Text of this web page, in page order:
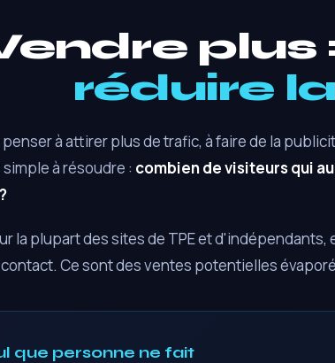
plus
réduire
à attirer plus de trafic, à faire de la
à résoudre : combien de visiteurs qui
la plupart des sites de TPE et d'indépendants,
Ce sont des ventes potentielles
que personne ne fait